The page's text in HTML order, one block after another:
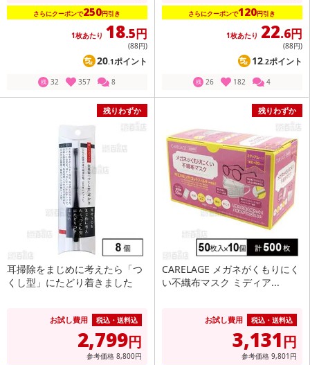
さらにクーポンで250円引き
1枚あたり 18.5円
(88円)
20.1ポイント
残 32 357 8
さらにクーポンで120円引き
1枚あたり 22.6円
(88円)
12.2ポイント
残 26 182 4
残りわずか
耳掃除をまじめに考えたら「つ
くし型」にたどり着きました
お試し費用 税込・送料込
2,799円
参考価格 8,800円
残りわずか
CARELAGE メガネがくもりにく
い不織布マスク ミディア...
お試し費用 税込・送料込
3,131円
参考価格 9,801 円